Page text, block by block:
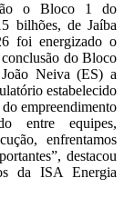
o Bloco 1 do
bilhões, de Jaíba
foi energizado o
do Bloco
Neiva (ES) a
estabelecido
empreendimento
entre equipes,
enfrentamos
destacou
da ISA Energia